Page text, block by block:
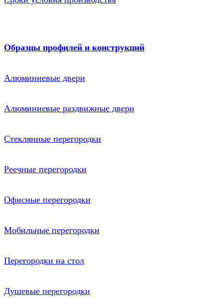
Образцы профилей и конструкций
Алюминиевые двери
Алюминиевые раздвижные двери
Стеклянные перегородки
Реечные перегородки
Офисные перегородки
Мобильные перегородки
Перегородки на стол
Душевые перегородки